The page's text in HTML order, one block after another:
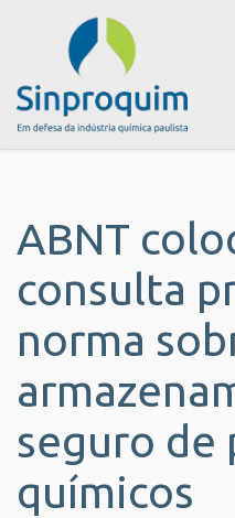
ABNT
consulta
norma
seguro de
químicos